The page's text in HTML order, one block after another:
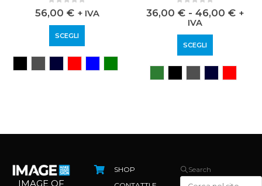
0out of 5
56,00 € + IVA
SCEGLI
0out of 5
36,00 € - 46,00 € +
IVA
SCEGLI
IMAGE OF
SHOP
Search